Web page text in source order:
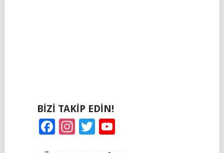
BIZI TAKIP EDIN!
Facebook
Instagram
Twitter